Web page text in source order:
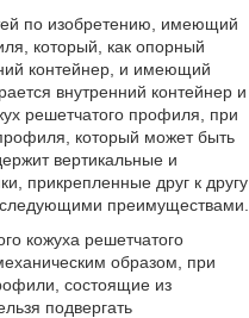
по изобретению, имеющий
который, как опорный
контейнер, и имеющий
внутренний контейнер и
решетчатого профиля, при
который может быть
вертикальные и
прикрепленные друг к другу
следующими преимуществами.
кожуха решетчатого
образом, при
состоящие из
подвергать